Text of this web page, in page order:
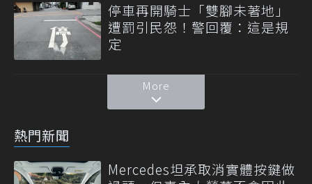
停車再開騎士「雙腳未著地」
遭罰引民怨！警回覆：這是規
定
More
熱門新聞
Mercedes坦承取消實體按鍵做